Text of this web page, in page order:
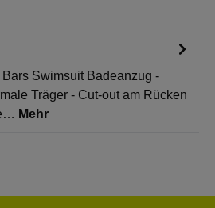
Swimsuit Badeanzug -
Träger - Cut-out am Rücken
Mehr